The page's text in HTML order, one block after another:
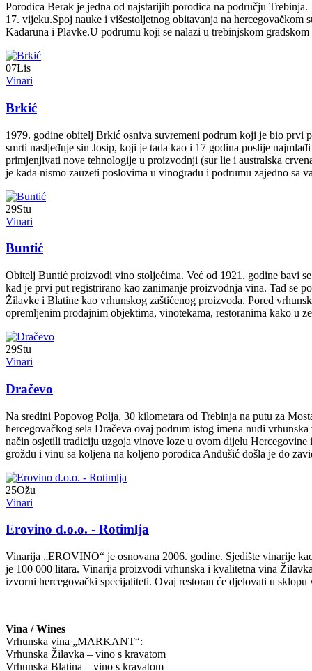
Porodica Berak je jedna od najstarijih porodica na području
17. vijeku.Spoj nauke i višestoljetnog obitavanja na
Kadaruna i Plavke.U podrumu koji se nalazi u trebinjskom
07Lis
Vinari
Brkić
1979. godine obitelj Brkić osniva suvremeni podrum koji je bio prvi
smrti nasljeđuje sin Josip, koji je tada kao i 17 godina poslije
primjenjivati nove tehnologije u proizvodnji (sur lie i australska
je kada nismo zauzeti poslovima u vinogradu i podrumu zajedno sa
29Stu
Vinari
Buntić
Obitelj Buntić proizvodi vino stoljećima. Već od 1921. godine bavi
kad je prvi put registrirano kao zanimanje proizvodnja vina. Tad se
Žilavke i Blatine kao vrhunskog zaštićenog proizvoda. Pored
opremljenim prodajnim objektima, vinotekama, restoranima kako u
29Stu
Vinari
Dračevo
Na sredini Popovog Polja, 30 kilometara od Trebinja na putu za
hercegovačkog sela Dračeva ovaj podrum istog imena nudi
način osjetili tradiciju uzgoja vinove loze u ovom dijelu
grožđu i vinu sa koljena na koljeno porodica Anđušić došla je do
25Ožu
Vinari
Erovino d.o.o. - Rotimlja
Vinarija „EROVINO“ je osnovana 2006. godine. Sjedište vinarije
je 100 000 litara. Vinarija proizvodi vrhunska i kvalitetna vina
izvorni hercegovački specijaliteti. Ovaj restoran će djelovati u
Vina / Wines
Vrhunska vina „MARKANT“:
Vrhunska Žilavka – vino s kravatom
Vrhunska Blatina – vino s kravatom